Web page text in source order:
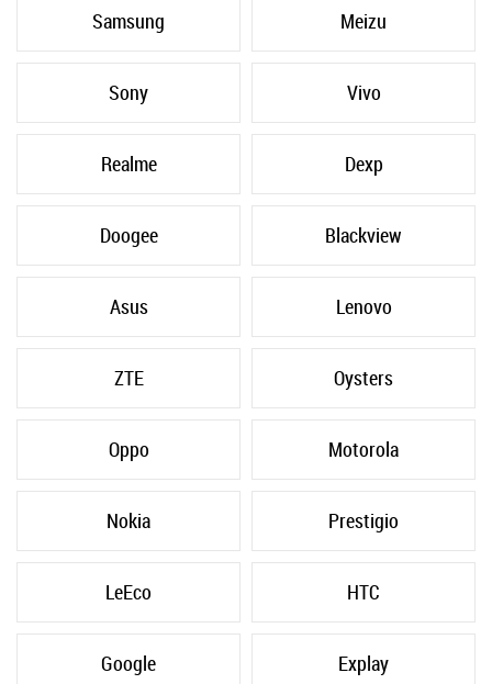
Samsung Meizu
Sony Vivo
Realme Dexp
Doogee Blackview
Asus Lenovo
ZTE Oysters
Oppo Motorola
Nokia Prestigio
LeEco HTC
Google Explay